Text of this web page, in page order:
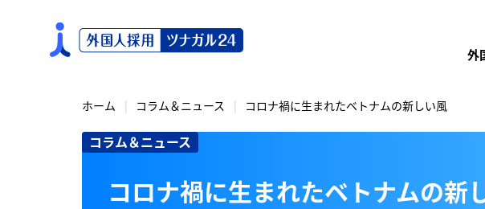
外
ホーム コラム＆ニュース コロナ禍に生まれたベトナムの新しい風
コラム＆ニュース
コロナ禍に生まれたベトナムの新